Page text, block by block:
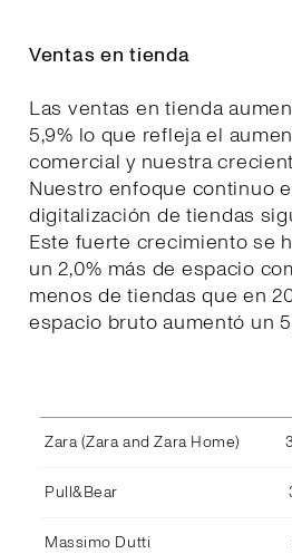
Ventas en tienda
Las ventas en tienda
5,9% lo que refleja el
comercial y nuestra
Nuestro enfoque continuo
digitalización de tiendas
Este fuerte crecimiento se
un 2,0% más de espacio
menos de tiendas que en
espacio bruto aumentó un
Zara (Zara and Zara Home)
Pull&Bear
Massimo Dutti